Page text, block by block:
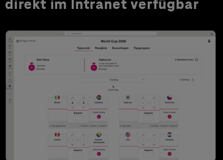
direkt im Intranet verfügbar